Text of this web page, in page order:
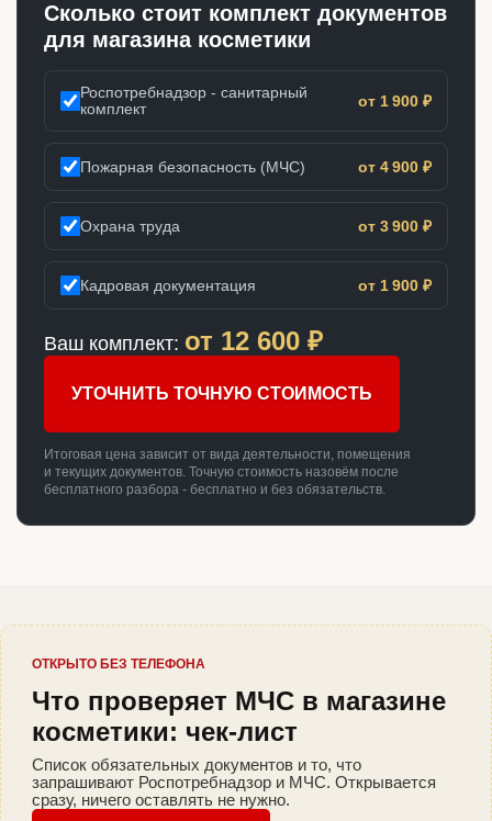
Сколько стоит комплект документов
для магазина косметики
Роспотребнадзор - санитарный
комплект
от 1 900 ₽
Пожарная безопасность (МЧС) от 4 900 ₽
Охрана труда от 3 900 ₽
Кадровая документация от 1 900 ₽
Ваш комплект: от 12 600 ₽
УТОЧНИТЬ ТОЧНУЮ СТОИМОСТЬ
Итоговая цена зависит от вида деятельности, помещения
и текущих документов. Точную стоимость назовём после
бесплатного разбора - бесплатно и без обязательств.
ОТКРЫТО БЕЗ ТЕЛЕФОНА
Что проверяет МЧС в магазине
косметики: чек-лист
Список обязательных документов и то, что
запрашивают Роспотребнадзор и МЧС. Открывается
сразу, ничего оставлять не нужно.